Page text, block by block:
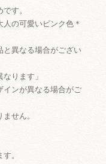
す。
の可愛いピンク色＊
と異なる場合がござい
ります」
インが異なる場合がご
せん。
。